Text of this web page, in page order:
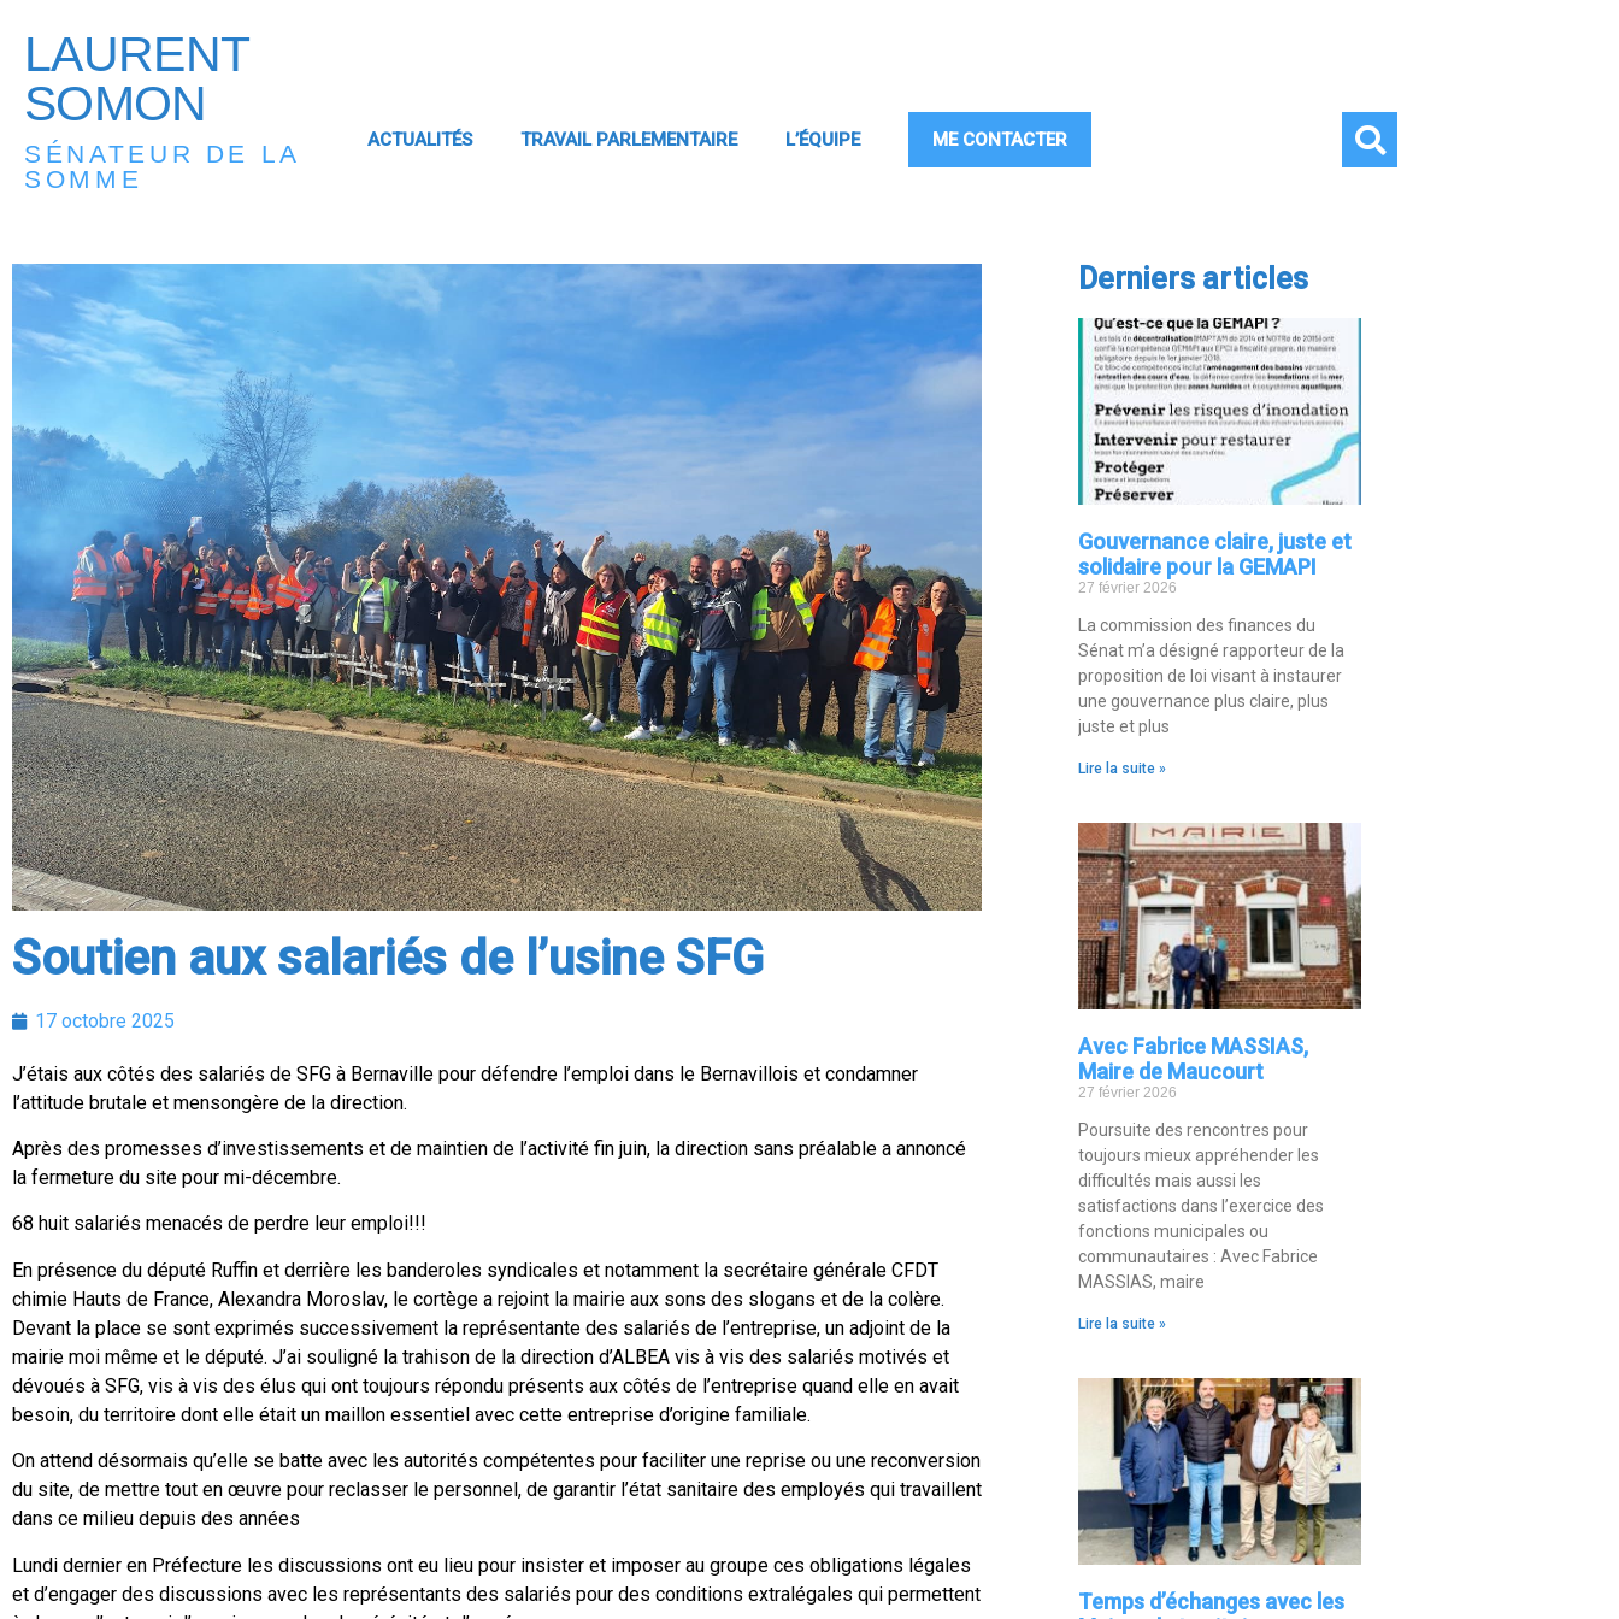
LAURENT
SOMON
SÉNATEUR DE LA
SOMME
ACTUALITÉS TRAVAIL PARLEMENTAIRE L’ÉQUIPE ME CONTACTER
Soutien aux salariés de l’usine SFG
17 octobre 2025
J’étais aux côtés des salariés de SFG à Bernaville pour défendre l’emploi dans le Bernavillois et condamner
l’attitude brutale et mensongère de la direction.
Après des promesses d’investissements et de maintien de l’activité fin juin, la direction sans préalable a annoncé
la fermeture du site pour mi-décembre.
68 huit salariés menacés de perdre leur emploi!!!
En présence du député Ruffin et derrière les banderoles syndicales et notamment la secrétaire générale CFDT
chimie Hauts de France, Alexandra Moroslav, le cortège a rejoint la mairie aux sons des slogans et de la colère.
Devant la place se sont exprimés successivement la représentante des salariés de l’entreprise, un adjoint de la
mairie moi même et le député. J’ai souligné la trahison de la direction d’ALBEA vis à vis des salariés motivés et
dévoués à SFG, vis à vis des élus qui ont toujours répondu présents aux côtés de l’entreprise quand elle en avait
besoin, du territoire dont elle était un maillon essentiel avec cette entreprise d’origine familiale.
On attend désormais qu’elle se batte avec les autorités compétentes pour faciliter une reprise ou une reconversion
du site, de mettre tout en œuvre pour reclasser le personnel, de garantir l’état sanitaire des employés qui travaillent
dans ce milieu depuis des années
Lundi dernier en Préfecture les discussions ont eu lieu pour insister et imposer au groupe ces obligations légales
et d’engager des discussions avec les représentants des salariés pour des conditions extralégales qui permettent
Derniers articles
Gouvernance claire, juste et
solidaire pour la GEMAPI
27 février 2026
La commission des finances du
Sénat m’a désigné rapporteur de la
proposition de loi visant à instaurer
une gouvernance plus claire, plus
juste et plus
Lire la suite »
Avec Fabrice MASSIAS,
Maire de Maucourt
27 février 2026
Poursuite des rencontres pour
toujours mieux appréhender les
difficultés mais aussi les
satisfactions dans l’exercice des
fonctions municipales ou
communautaires : Avec Fabrice
MASSIAS, maire
Lire la suite »
Temps d’échanges avec les